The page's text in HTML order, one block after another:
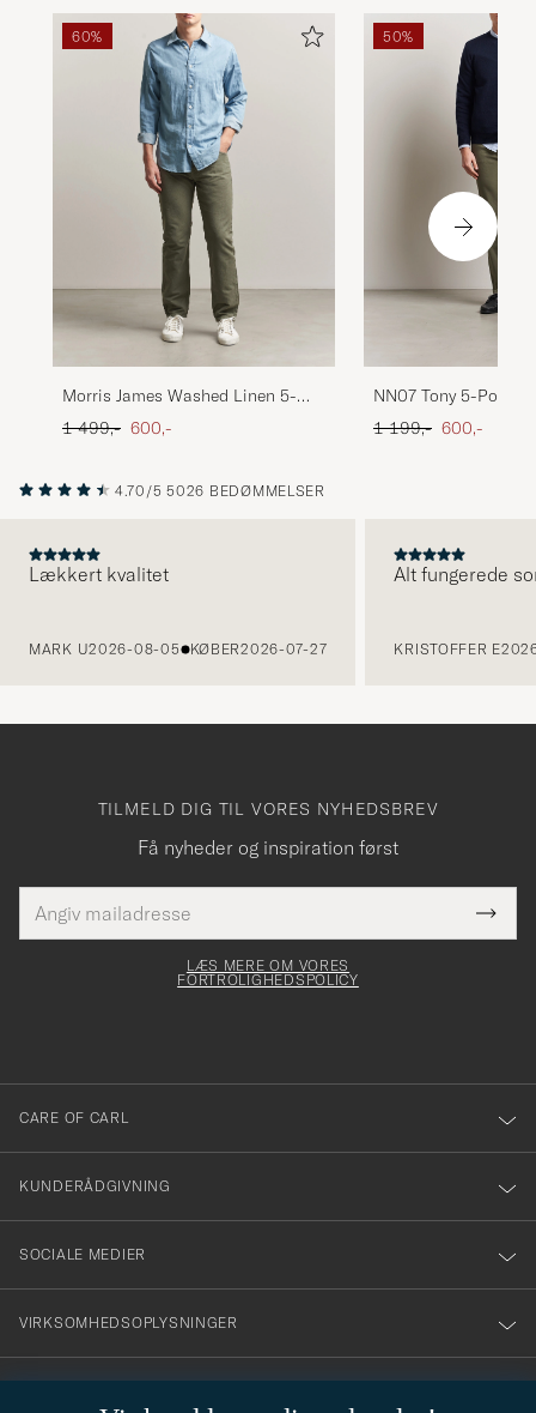
60%
Morris James Washed Linen 5-
Pocket Pants Olive
Ordinary pris
1 499,- Nedsat pris
600,-
50%
NN07 Tony 5-Pocket
Green
Ordinary pris
1 199,- Nedsat pris
600,-
4.70/5 5026 BEDØMMELSER
Lækkert kvalitet
MARK U2026-08-05 KØBER2026-07-27
Alt fungerede
KRISTOFFER E
TILMELD DIG TIL VORES NYHEDSBREV
Få nyheder og inspiration først
mailadresse
skal
Tack
för
dig
till
vårt
nyhetsbrev!
LÆS MERE OM VORES
FORTROLIGHEDSPOLICY
CARE OF CARL
KUNDERÅDGIVNING
SOCIALE MEDIER
VIRKSOMHEDSOPLYSNINGER